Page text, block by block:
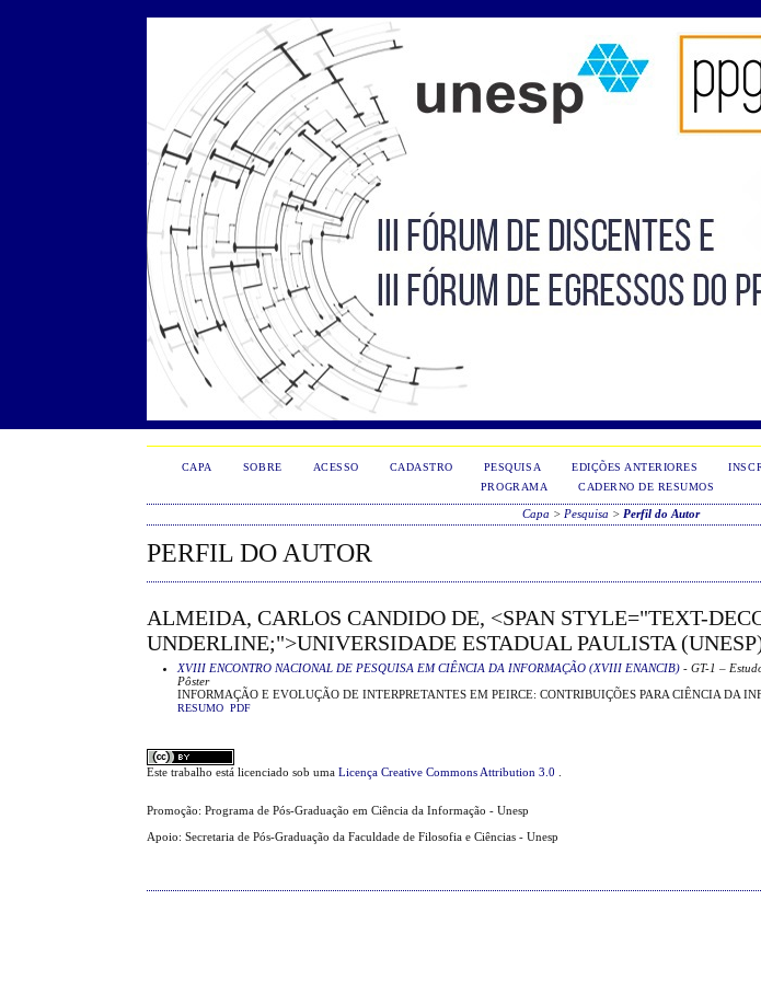
CAPA SOBRE ACESSO CADASTRO PESQUISA EDIÇÕES ANTERIORES
PROGRAMA
CADERNO DE RESUMOS
Capa > Pesquisa > Perfil do Autor
PERFIL DO AUTOR
ALMEIDA, CARLOS CANDIDO DE, <SPAN STYLE="TEXT-
UNDERLINE;">UNIVERSIDADE ESTADUAL PAULISTA
XVIII ENCONTRO NACIONAL DE PESQUISA EM CIÊNCIA DA INFORMAÇÃO (XVIII ENANCIB) - GT-1 –
Pôster
INFORMAÇÃO E EVOLUÇÃO DE INTERPRETANTES EM PEIRCE: CONTRIBUIÇÕES PARA CIÊNCIA DA
RESUMO PDF
Este trabalho está licenciado sob umaLicença Creative Commons Attribution 3.0
Promoção: Programa de Pós-Graduação em Ciência da Informação - Unesp
Apoio: Secretaria de Pós-Graduação da Faculdade de Filosofia e Ciências - Unesp